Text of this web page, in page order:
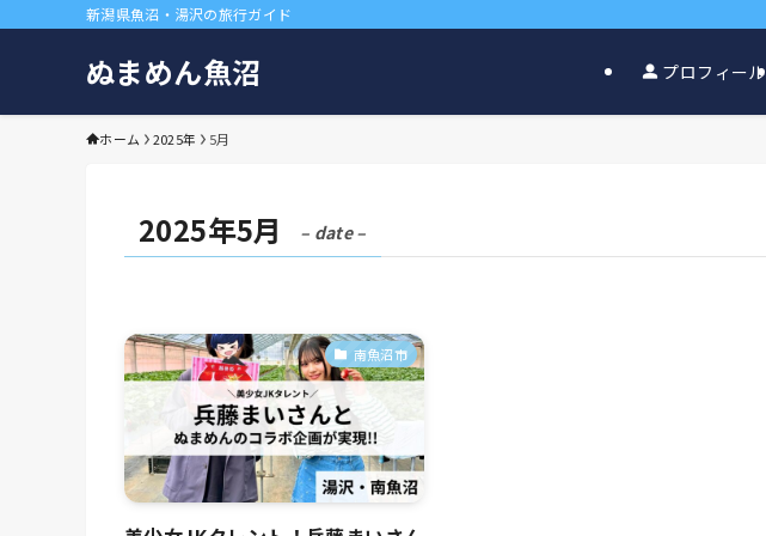
新潟県魚沼・湯沢の旅行ガイド
ぬまめん魚沼 プロフィール
ホーム 2025年 5月
2025年5月 – date –
南魚沼市